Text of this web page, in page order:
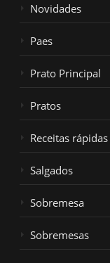
Novidades
Paes
Prato Principal
Pratos
Receitas rápidas
Salgados
Sobremesa
Sobremesas